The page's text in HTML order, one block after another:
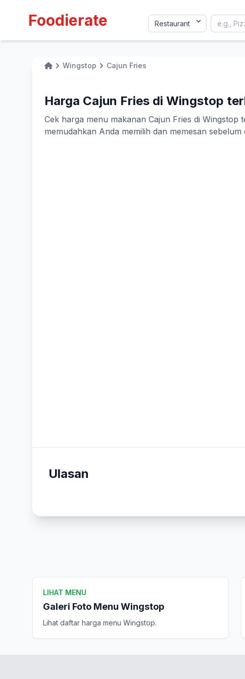
Foodierate
HomeWingstop Cajun Fries
Harga Cajun Fries di Wingstop
Cek harga menu makanan Cajun Fries di
memudahkan Anda memilih dan memesan sebelum
Ulasan
LIHAT MENU
Galeri Foto Menu Wingstop
Lihat daftar harga menu Wingstop.